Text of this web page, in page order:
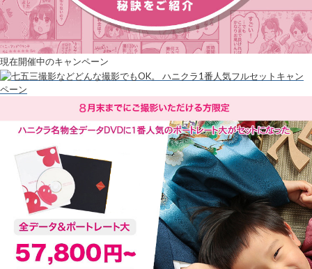
現在開催中のキャンペーン